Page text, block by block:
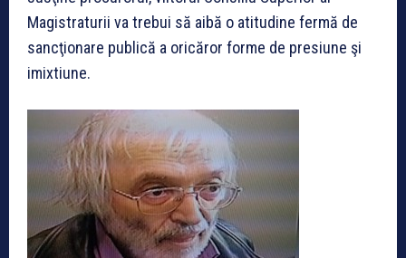
Magistraturii va trebui să aibă o atitudine fermă de
sancţionare publică a oricăror forme de presiune şi
imixtiune.